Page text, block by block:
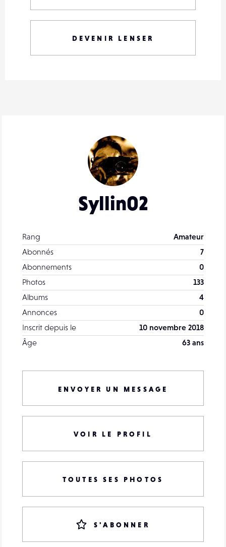
Syllin02
Rang
Amateur
Abonnés
7
Abonnements
0
Photos
133
Albums
4
Annonces
0
Inscrit depuis le
10 novembre 2018
Âge
63 ans
ENVOYER UN MESSAGE
VOIR LE PROFIL
TOUTES SES PHOTOS
S'ABONNER
DEVENIR LENSER